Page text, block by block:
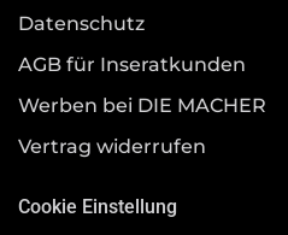
Datenschutz
AGB für Inseratkunden
Werben bei DIE MACHER
Vertrag widerrufen
Cookie Einstellung